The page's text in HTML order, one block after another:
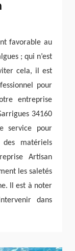
favorable au
; qui n’est
cela, il est
pour
entreprise
34160
service pour
matériels
Artisan
les saletés
Il est à noter
dans